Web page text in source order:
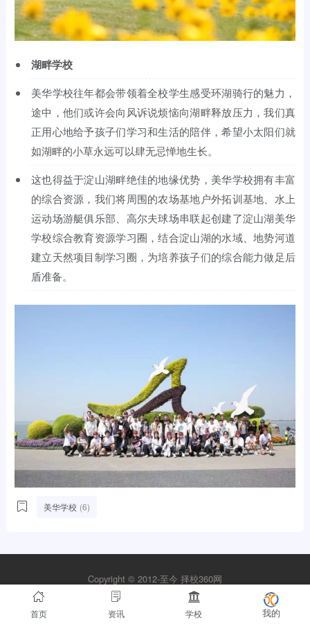
湖畔学校
美华学校往年都会带领着全校学生感受环湖骑行的魅力，
途中，他们或许会向风诉说烦恼向湖畔释放压力，我们真
正用心地给予孩子们学习和生活的陪伴，希望小太阳们就
如湖畔的小草永远可以肆无忌惮地生长。
这也得益于淀山湖畔绝佳的地缘优势，美华学校拥有丰富
的综合资源，我们将周围的农场基地户外拓训基地、水上
运动场游艇俱乐部、高尔夫球场串联起创建了淀山湖美华
学校综合教育资源学习圈，结合淀山湖的水域、地势河道
建立天然项目制学习圈，为培养孩子们的综合能力做足后
盾准备。
美华学校 (6)
Copyright © 2012-至今 择校360网
苏ICP备2021026593号-1
首页 资讯 学校 我的